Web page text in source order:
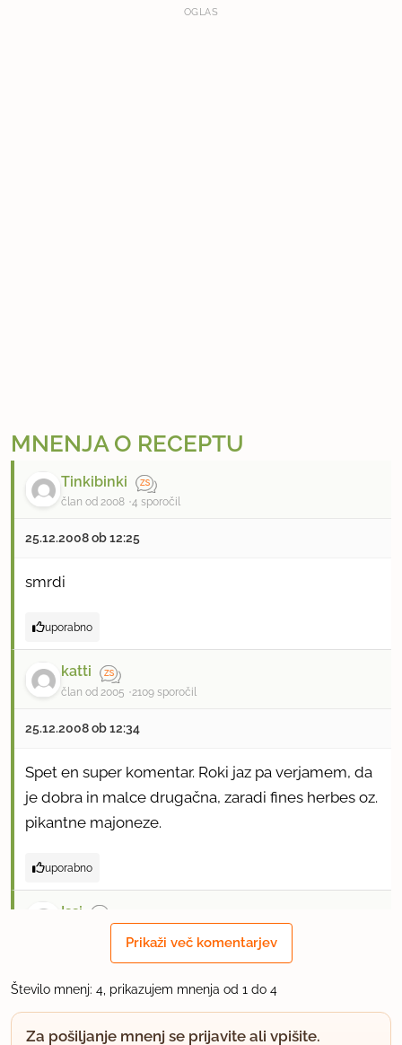
OGLAS
MNENJA O RECEPTU
Tinkibinki
član od 2008 4 sporočil
25.12.2008 ob 12:25
smrdi
uporabno
katti
član od 2005 2109 sporočil
25.12.2008 ob 12:34
Spet en super komentar. Roki jaz pa verjamem, da
je dobra in malce drugačna, zaradi fines herbes oz.
pikantne majoneze.
uporabno
Issi
25.12.2008 ob 12:38
Mene predvsem zanima, ali je Tinkibinki recept
preizkusil(a) in dejansko smrdi, ali ji (mu) smrdi
Prikaži več komentarjev
Število mnenj: 4, prikazujem mnenja od 1 do 4
Za pošiljanje mnenj se prijavite ali vpišite.